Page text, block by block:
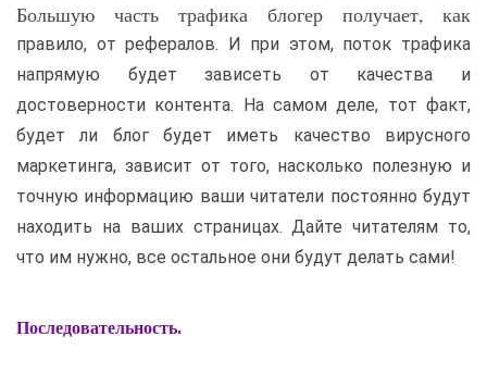
Большую часть трафика блогер получает, как
правило, от рефералов. И при этом, поток трафика
напрямую будет зависеть от качества и
достоверности контента. На самом деле, тот факт,
будет ли блог будет иметь качество вирусного
маркетинга, зависит от того, насколько полезную и
точную информацию ваши читатели постоянно будут
находить на ваших страницах. Дайте читателям то,
что им нужно, все остальное они будут делать сами!
Последовательность.